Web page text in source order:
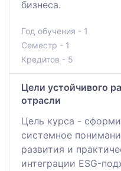
бизнеса.
Год обучения - 1
Семестр - 1
Кредитов - 5
Цели устойчивого
отрасли
Цель курса -
системное
развития и
интеграции ESG-